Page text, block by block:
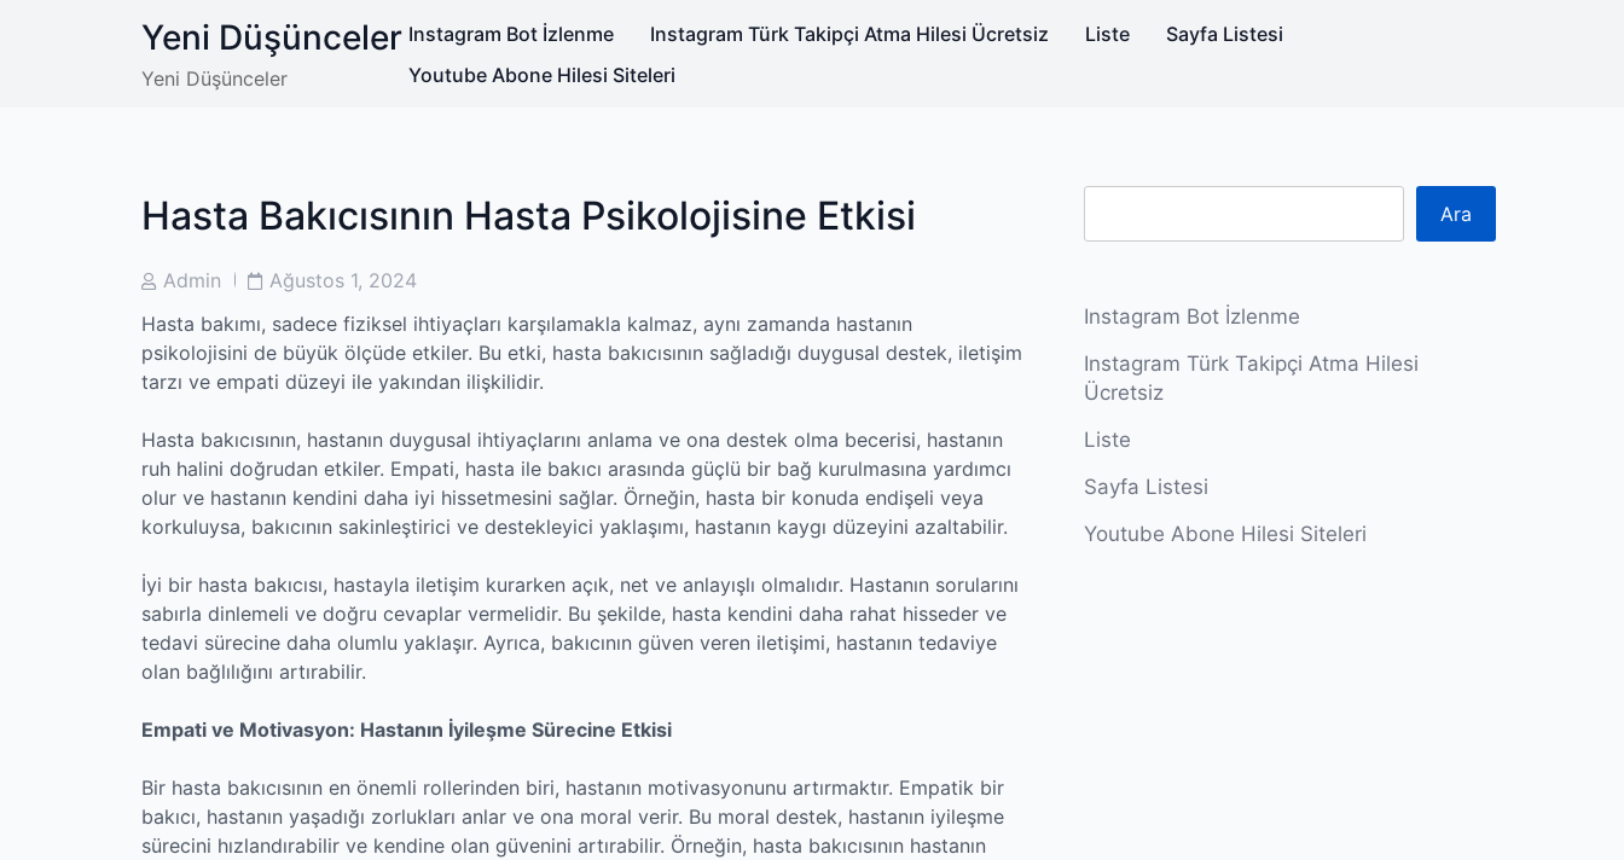
Yeni Düşünceler
Yeni Düşünceler
Instagram Bot İzlenme Instagram Türk Takipçi Atma Hilesi Ücretsiz Liste
Sayfa Listesi
Youtube Abone Hilesi Siteleri
Hasta Bakıcısının Hasta Psikolojisine Etkisi
PostAdmin
PostAğustos 1, 2024
Hasta bakımı, sadece fiziksel ihtiyaçları karşılamakla kalmaz, aynı zamanda hastanın
psikolojisini de büyük ölçüde etkiler. Bu etki, hasta bakıcısının sağladığı duygusal destek, iletişim
tarzı ve empati düzeyi ile yakından ilişkilidir.
Hasta bakıcısının, hastanın duygusal ihtiyaçlarını anlama ve ona destek olma becerisi, hastanın
ruh halini doğrudan etkiler. Empati, hasta ile bakıcı arasında güçlü bir bağ kurulmasına yardımcı
olur ve hastanın kendini daha iyi hissetmesini sağlar. Örneğin, hasta bir konuda endişeli veya
korkuluysa, bakıcının sakinleştirici ve destekleyici yaklaşımı, hastanın kaygı düzeyini azaltabilir.
İyi bir hasta bakıcısı, hastayla iletişim kurarken açık, net ve anlayışlı olmalıdır. Hastanın sorularını
sabırla dinlemeli ve doğru cevaplar vermelidir. Bu şekilde, hasta kendini daha rahat hisseder ve
tedavi sürecine daha olumlu yaklaşır. Ayrıca, bakıcının güven veren iletişimi, hastanın tedaviye
olan bağlılığını artırabilir.
Empati ve Motivasyon: Hastanın İyileşme Sürecine Etkisi
Bir hasta bakıcısının en önemli rollerinden biri, hastanın motivasyonunu artırmaktır. Empatik bir
bakıcı, hastanın yaşadığı zorlukları anlar ve ona moral verir. Bu moral destek, hastanın iyileşme
sürecini hızlandırabilir ve kendine olan güvenini artırabilir. Örneğin, hasta bakıcısının hastanın
Ara
Instagram Bot İzlenme
Instagram Türk Takipçi Atma Hilesi
Ücretsiz
Liste
Sayfa Listesi
Youtube Abone Hilesi Siteleri